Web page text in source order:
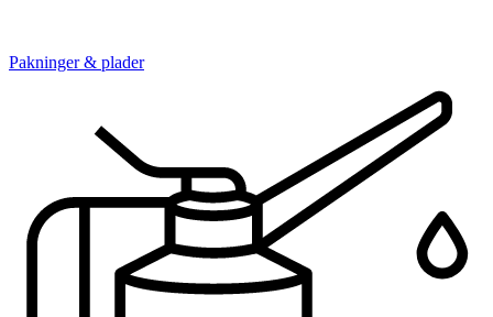
Pakninger & plader